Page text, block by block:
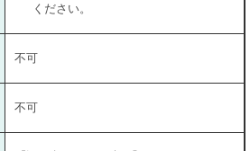
ください。
不可
不可